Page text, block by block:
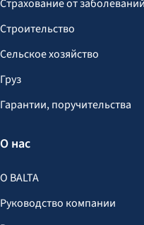
Страхование от
Строительство
Сельское хозяйство
Груз
Гарантии, поручительства
О нас
О BALTA
Руководство компании